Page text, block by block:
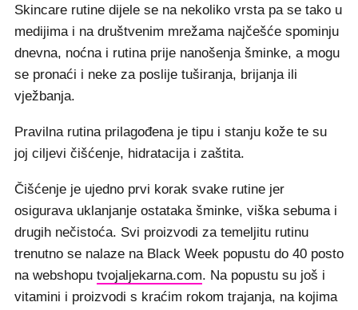
Skincare rutine dijele se na nekoliko vrsta pa se tako u
medijima i na društvenim mrežama najčešće spominju
dnevna, noćna i rutina prije nanošenja šminke, a mogu
se pronaći i neke za poslije tuširanja, brijanja ili
vježbanja.
Pravilna rutina prilagođena je tipu i stanju kože te su
joj ciljevi čišćenje, hidratacija i zaštita.
Čišćenje je ujedno prvi korak svake rutine jer
osigurava uklanjanje ostataka šminke, viška sebuma i
drugih nečistoća. Svi proizvodi za temeljitu rutinu
trenutno se nalaze na Black Week popustu do 40 posto
na webshopu tvojaljekarna.com. Na popustu su još i
vitamini i proizvodi s kraćim rokom trajanja, na kojima